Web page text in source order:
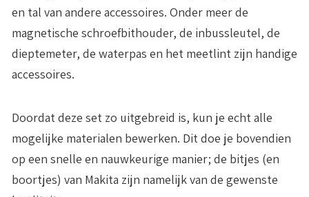
en tal van andere accessoires. Onder meer de
magnetische schroefbithouder, de inbussleutel, de
dieptemeter, de waterpas en het meetlint zijn handige
accessoires.
Doordat deze set zo uitgebreid is, kun je echtalle
mogelijke materialen bewerken. Dit doe je bovendien
op een snelle en nauwkeurige manier; de bitjes (en
boortjes) van Makita zijn namelijk van de gewenste